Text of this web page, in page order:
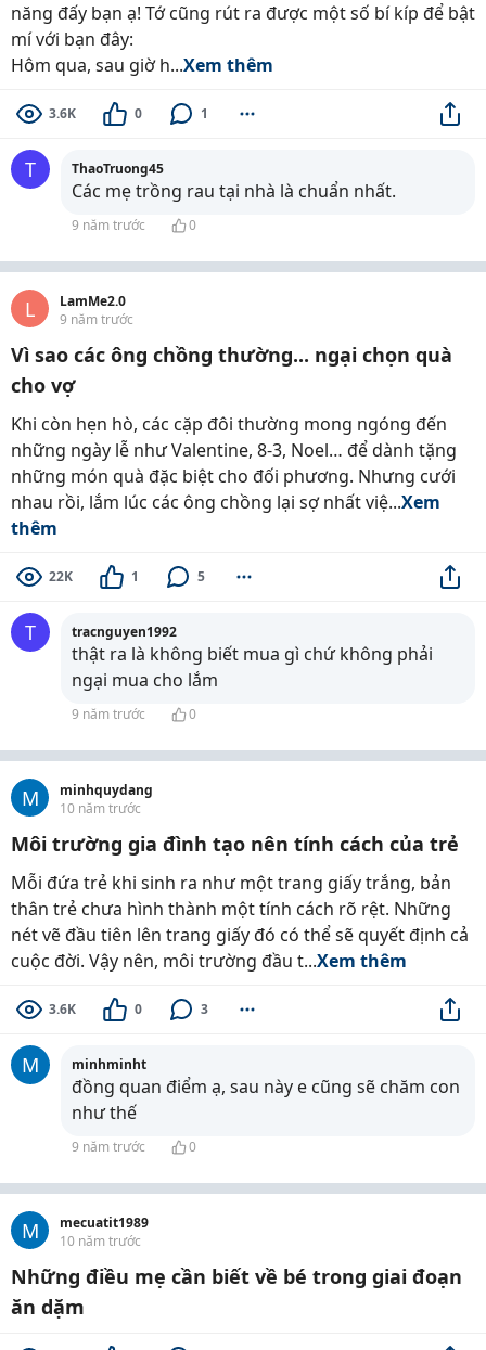
năng đấy bạn ạ! Tớ cũng rút ra được một số bí kíp để bật
mí với bạn đây:
Hôm qua, sau giờ h...Xem thêm
3.6K 0 1
T ThaoTruong45
Các mẹ trồng rau tại nhà là chuẩn nhất.
9 năm trước 0
L
LamMe2.0
9 năm trước
Vì sao các ông chồng thường... ngại chọn quà
cho vợ
Khi còn hẹn hò, các cặp đôi thường mong ngóng đến
những ngày lễ như Valentine, 8-3, Noel… để dành tặng
những món quà đặc biệt cho đối phương. Nhưng cưới
nhau rồi, lắm lúc các ông chồng lại sợ nhất việ...Xem
thêm
22K 1 5
T tracnguyen1992
thật ra là không biết mua gì chứ không phải
ngại mua cho lắm
9 năm trước 0
M
minhquydang
10 năm trước
Môi trường gia đình tạo nên tính cách của trẻ
Mỗi đứa trẻ khi sinh ra như một trang giấy trắng, bản
thân trẻ chưa hình thành một tính cách rõ rệt. Những
nét vẽ đầu tiên lên trang giấy đó có thể sẽ quyết định cả
cuộc đời. Vậy nên, môi trường đầu t...Xem thêm
3.6K 0 3
M minhminht
đồng quan điểm ạ, sau này e cũng sẽ chăm con
như thế
9 năm trước 0
M
mecuatit1989
10 năm trước
Những điều mẹ cần biết về bé trong giai đoạn
ăn dặm